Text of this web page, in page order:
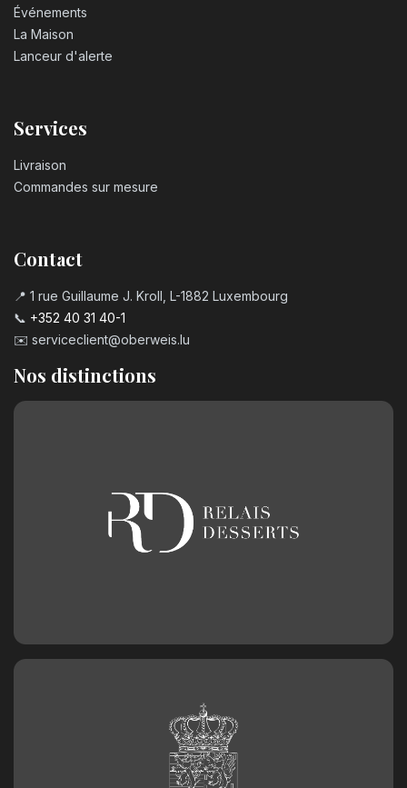
Événements
La Maison
Lanceur d'alerte
Services
Livraison
Commandes sur mesure
Contact
📍 1 rue Guillaume J. Kroll, L-1882 Luxembourg
📞 +352 40 31 40-1
✉️ serviceclient@oberweis.lu
Nos distinctions